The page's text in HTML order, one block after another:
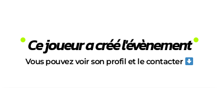
Ce joueur a créé l'évènement
Vous pouvez voir son profil et le contacter